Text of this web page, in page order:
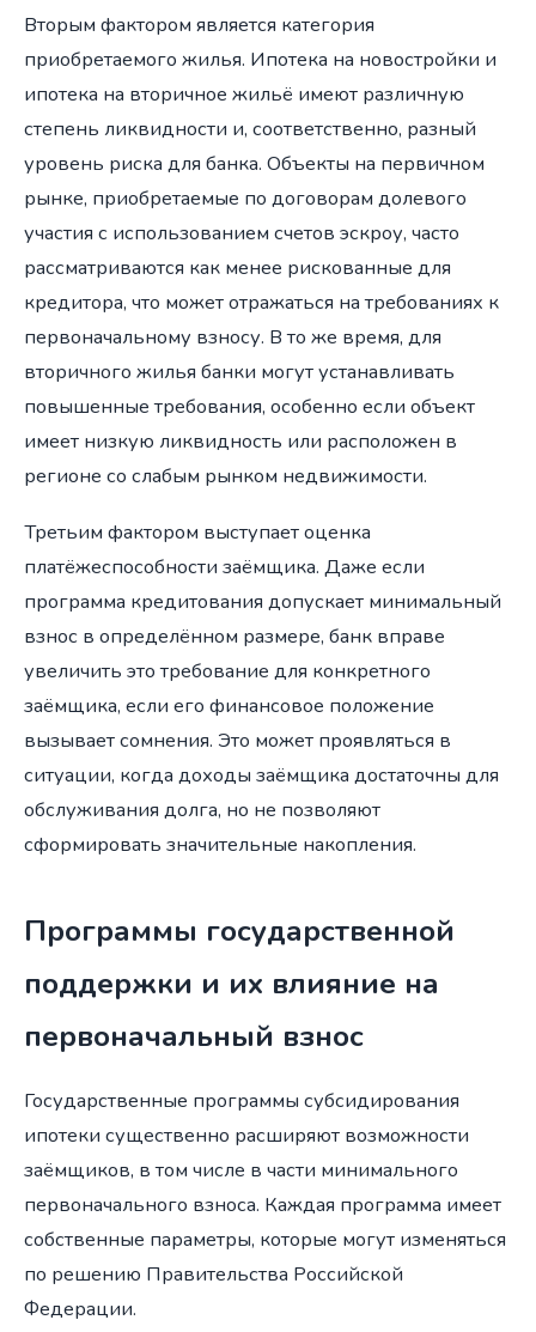
Вторым фактором является категория
приобретаемого жилья. Ипотека на новостройки и
ипотека на вторичное жильё имеют различную
степень ликвидности и, соответственно, разный
уровень риска для банка. Объекты на первичном
рынке, приобретаемые по договорам долевого
участия с использованием счетов эскроу, часто
рассматриваются как менее рискованные для
кредитора, что может отражаться на требованиях к
первоначальному взносу. В то же время, для
вторичного жилья банки могут устанавливать
повышенные требования, особенно если объект
имеет низкую ликвидность или расположен в
регионе со слабым рынком недвижимости.
Третьим фактором выступает оценка
платёжеспособности заёмщика. Даже если
программа кредитования допускает минимальный
взнос в определённом размере, банк вправе
увеличить это требование для конкретного
заёмщика, если его финансовое положение
вызывает сомнения. Это может проявляться в
ситуации, когда доходы заёмщика достаточны для
обслуживания долга, но не позволяют
сформировать значительные накопления.
Программы государственной
поддержки и их влияние на
первоначальный взнос
Государственные программы субсидирования
ипотеки существенно расширяют возможности
заёмщиков, в том числе в части минимального
первоначального взноса. Каждая программа имеет
собственные параметры, которые могут изменяться
по решению Правительства Российской
Федерации.